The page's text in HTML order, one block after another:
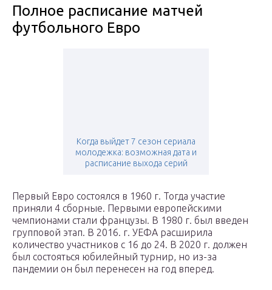
Полное расписание матчей
футбольного Евро
Когда выйдет 7 сезон сериала
молодежка: возможная дата и
расписание выхода серий
Первый Евро состоялся в 1960 г. Тогда участие
приняли 4 сборные. Первыми европейскими
чемпионами стали французы. В 1980 г. был введен
групповой этап. В 2016. г. УЕФА расширила
количество участников с 16 до 24. В 2020 г. должен
был состояться юбилейный турнир, но из-за
пандемии он был перенесен на год вперед.